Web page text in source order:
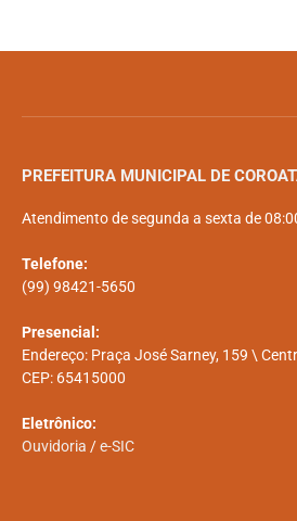
PREFEITURA MUNICIPAL DE
Atendimento de segunda a sexta de
Telefone:
(99) 98421-5650
Presencial:
Endereço: Praça José Sarney, 159 \
CEP: 65415000
Eletrônico:
Ouvidoria /e-SIC